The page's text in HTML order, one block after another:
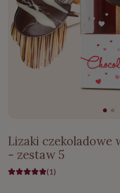
Lizaki czekoladowe
- zestaw 5
(1)